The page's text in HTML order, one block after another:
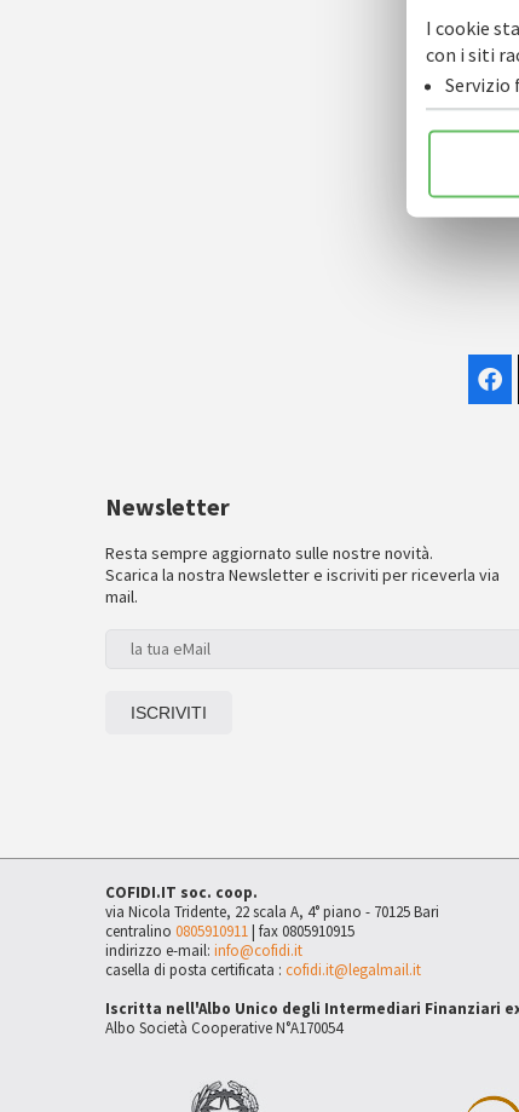
Newsletter
Resta sempre aggiornato sulle nostre novità.
Scarica la nostra Newsletter e iscriviti per riceverla via
mail.
COFIDI.IT soc. coop.
via Nicola Tridente, 22 scala A, 4° piano - 70125 Bari
centralino 0805910911| fax 0805910915
indirizzo e-mail: info@cofidi.it
casella di posta certificata : cofidi.it@legalmail.it
Iscritta nell'Albo Unico degli Intermediari Finanziari ex
Albo Società Cooperative N°A170054
I cookie
con i siti
Servizio